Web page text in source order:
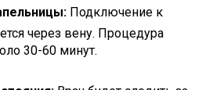
Подключение к
через вену. Процедура
30-60 минут.